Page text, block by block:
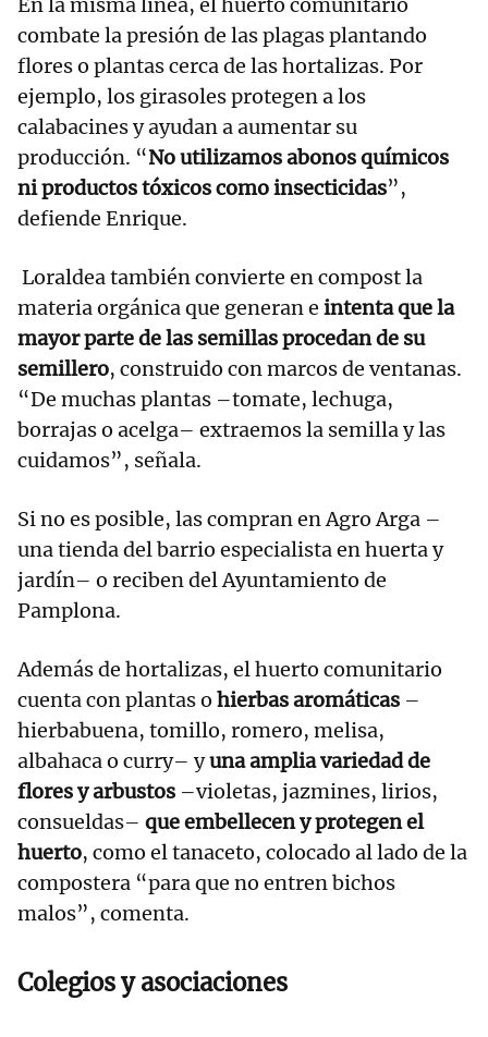
En la misma línea, el huerto comunitario
combate la presión de las plagas plantando
flores o plantas cerca de las hortalizas. Por
ejemplo, los girasoles protegen a los
calabacines y ayudan a aumentar su
producción. “No utilizamos abonos químicos
ni productos tóxicos como insecticidas”,
defiende Enrique.
Loraldea también convierte en compost la
materia orgánica que generan e intenta que la
mayor parte de las semillas procedan de su
semillero, construido con marcos de ventanas.
“De muchas plantas –tomate, lechuga,
borrajas o acelga– extraemos la semilla y las
cuidamos”, señala.
Si no es posible, las compran en Agro Arga –
una tienda del barrio especialista en huerta y
jardín– o reciben del Ayuntamiento de
Pamplona.
Además de hortalizas, el huerto comunitario
cuenta con plantas o hierbas aromáticas –
hierbabuena, tomillo, romero, melisa,
albahaca o curry– yuna amplia variedad de
flores y arbustos –violetas, jazmines, lirios,
consueldas– que embellecen y protegen el
huerto, como el tanaceto, colocado al lado de la
compostera “para que no entren bichos
malos”, comenta.
Colegios y asociaciones